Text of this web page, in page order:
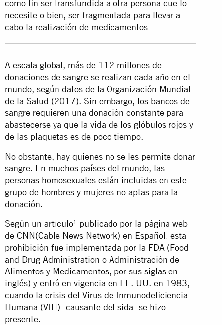
como fin ser transfundida a otra persona que lo
necesite o bien, ser fragmentada para llevar a
cabo la realización de medicamentos
A escala global, más de 112 millones de
donaciones de sangre se realizan cada año en el
mundo, según datos de la Organización Mundial
de la Salud (2017). Sin embargo, los bancos de
sangre requieren una donación constante para
abastecerse ya que la vida de los glóbulos rojos y
de las plaquetas es de poco tiempo.
No obstante, hay quienes no se les permite donar
sangre. En muchos países del mundo, las
personas homosexuales están incluidas en este
grupo de hombres y mujeres no aptas para la
donación.
Según un artículo¹ publicado por la página web
de CNN(Cable News Network) en Español, esta
prohibición fue implementada por la FDA (Food
and Drug Administration o Administración de
Alimentos y Medicamentos, por sus siglas en
inglés) y entró en vigencia en EE. UU. en 1983,
cuando la crisis del Virus de Inmunodeficiencia
Humana (VIH) -causante del sida- se hizo
presente.